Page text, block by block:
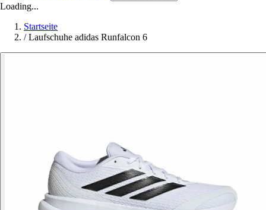
Loading...
Startseite
/ Laufschuhe adidas Runfalcon 6